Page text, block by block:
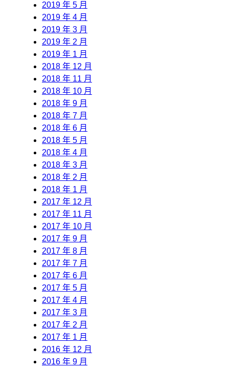
2019 年 5 月
2019 年 4 月
2019 年 3 月
2019 年 2 月
2019 年 1 月
2018 年 12 月
2018 年 11 月
2018 年 10 月
2018 年 9 月
2018 年 7 月
2018 年 6 月
2018 年 5 月
2018 年 4 月
2018 年 3 月
2018 年 2 月
2018 年 1 月
2017 年 12 月
2017 年 11 月
2017 年 10 月
2017 年 9 月
2017 年 8 月
2017 年 7 月
2017 年 6 月
2017 年 5 月
2017 年 4 月
2017 年 3 月
2017 年 2 月
2017 年 1 月
2016 年 12 月
2016 年 9 月